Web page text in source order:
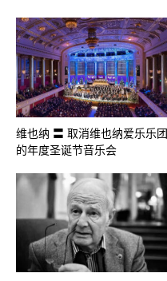
维也纳 〓 取消维也纳爱乐乐团
的年度圣诞节音乐会